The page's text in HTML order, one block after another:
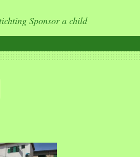
Sponsor a child